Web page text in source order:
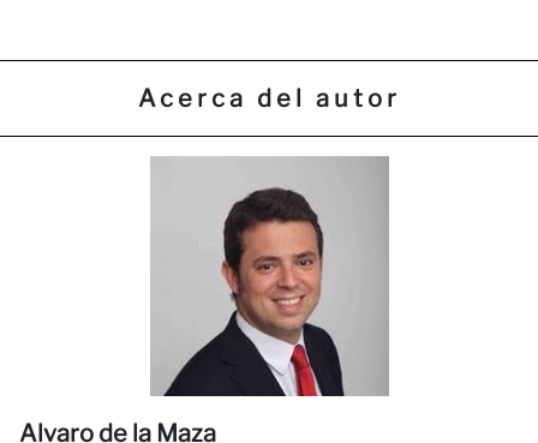
Acerca del autor
Alvaro de la Maza